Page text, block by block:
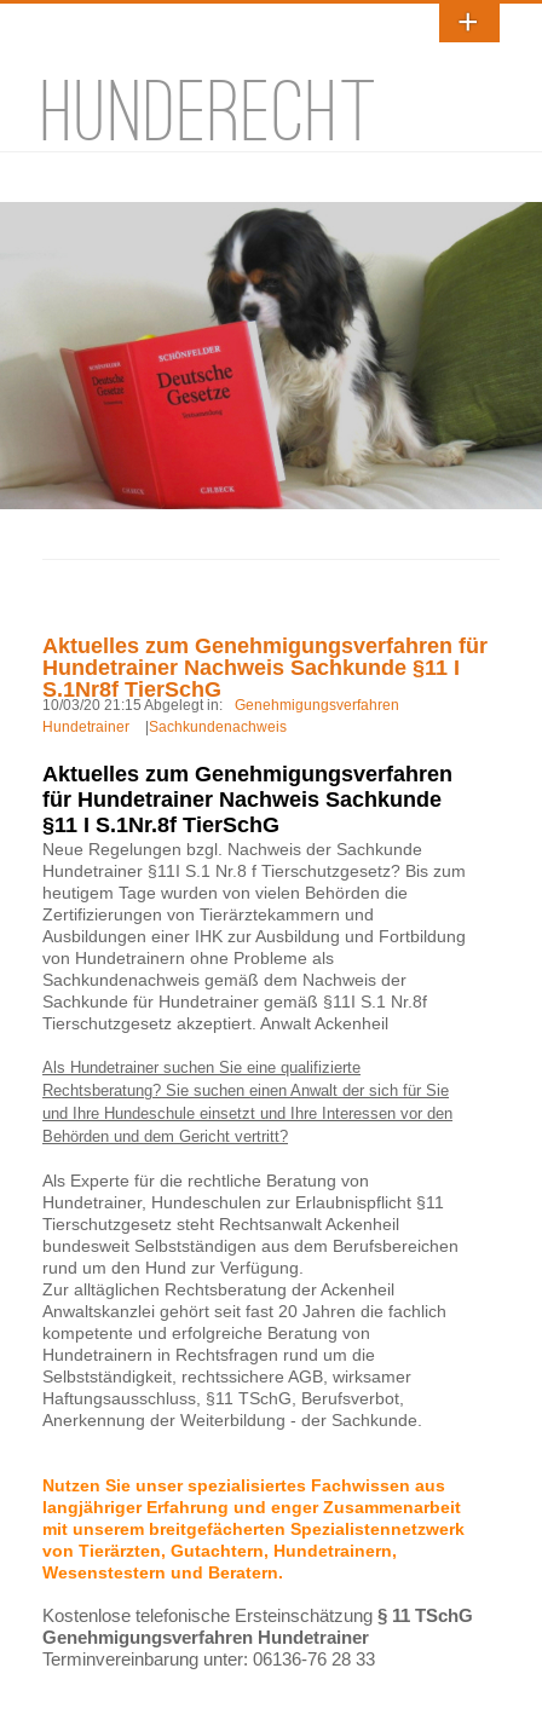
HUNDERECHT
Aktuelles zum Genehmigungsverfahren für
Hundetrainer Nachweis Sachkunde §11 I
S.1Nr8f TierSchG
10/03/20 21:15 Abgelegt in:
Genehmigungsverfahren
Hundetrainer
|Sachkundenachweis
Aktuelles zum Genehmigungsverfahren
für Hundetrainer Nachweis Sachkunde
§11 I S.1Nr.8f TierSchG
Neue Regelungen bzgl. Nachweis der Sachkunde
Hundetrainer §11I S.1 Nr.8 f Tierschutzgesetz? Bis zum
heutigem Tage wurden von vielen Behörden die
Zertifizierungen von Tierärztekammern und
Ausbildungen einer IHK zur Ausbildung und Fortbildung
von Hundetrainern ohne Probleme als
Sachkundenachweis gemäß dem Nachweis der
Sachkunde für Hundetrainer gemäß §11I S.1 Nr.8f
Tierschutzgesetz akzeptiert. Anwalt Ackenheil
Als Hundetrainer suchen Sie eine qualifizierte
Rechtsberatung? Sie suchen einen Anwalt der sich für Sie
und Ihre Hundeschule einsetzt und Ihre Interessen vor den
Behörden und dem Gericht vertritt?
Als Experte für die rechtliche Beratung von
Hundetrainer, Hundeschulen zur Erlaubnispflicht §11
Tierschutzgesetz steht Rechtsanwalt Ackenheil
bundesweit Selbstständigen aus dem Berufsbereichen
rund um den Hund zur Verfügung.
Zur alltäglichen Rechtsberatung der Ackenheil
Anwaltskanzlei gehört seit fast 20 Jahren die fachlich
kompetente und erfolgreiche Beratung von
Hundetrainern in Rechtsfragen rund um die
Selbstständigkeit, rechtssichere AGB, wirksamer
Haftungsausschluss, §11 TSchG, Berufsverbot,
Anerkennung der Weiterbildung - der Sachkunde.
Nutzen Sie unser spezialisiertes Fachwissen aus
langjähriger Erfahrung und enger Zusammenarbeit
mit unserem breitgefächerten Spezialistennetzwerk
von Tierärzten, Gutachtern, Hundetrainern,
Wesenstestern und Beratern.
Kostenlose telefonische Ersteinschätzung § 11 TSchG
Genehmigungsverfahren Hundetrainer
Terminvereinbarung unter: 06136-76 28 33